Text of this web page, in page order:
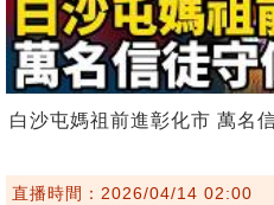
白沙屯媽祖前進彰化市 萬名
直播時間：2026/04/14 02:00